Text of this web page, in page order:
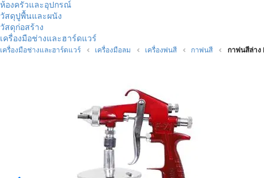
ห้องครัวและอุปกรณ์
วัสดุปูพื้นและผนัง
วัสดุก่อสร้าง
เครื่องมือช่างและฮาร์ดแวร์
เครื่องมือช่างและฮาร์ดแวร์ เครื่องมือลม เครื่องพ่นสี กาพ่นสี กาพ่นสีล่าง